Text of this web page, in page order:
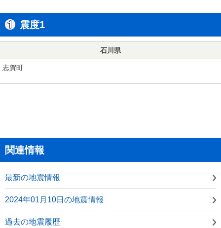
震度1
石川県
志賀町
関連情報
最新の地震情報
2024年01月10日の地震情報
過去の地震履歴